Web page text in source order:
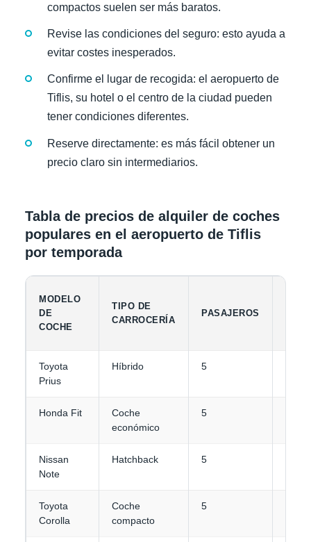
compactos suelen ser más baratos.
Revise las condiciones del seguro: esto ayuda a
evitar costes inesperados.
Confirme el lugar de recogida: el aeropuerto de
Tiflis, su hotel o el centro de la ciudad pueden
tener condiciones diferentes.
Reserve directamente: es más fácil obtener un
precio claro sin intermediarios.
Tabla de precios de alquiler de coches
populares en el aeropuerto de Tiflis
por temporada
MODELO
DE
COCHE
TIPO DE
CARROCERÍA
PASAJEROS
Toyota
Prius
Híbrido 5
Honda Fit
Coche
económico
5
Nissan
Note
Hatchback 5
Toyota
Corolla
Coche
compacto
5